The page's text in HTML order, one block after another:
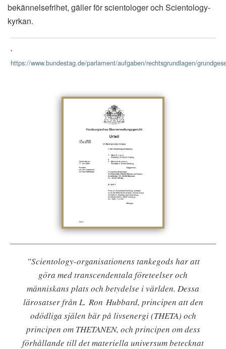
bekännelsefrihet, gäller för scientologer och Scientology-
kyrkan.
*
https://www.bundestag.de/parlament/aufgaben/rechtsgrundlagen/
”Scientology-organisationens tankegods har att
göra med transcendentala företeelser och
människans plats och betydelse i världen. Dessa
lärosatser från L. Ron Hubbard, principen att den
odödliga själen bär på livsenergi (THETA) och
principen om THETANEN, och principen om dess
förhållande till det materiella universum betecknat